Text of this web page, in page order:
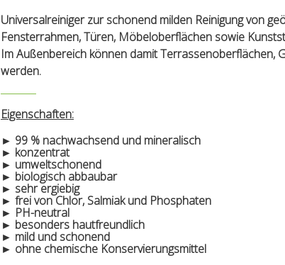
Universalreiniger zur schonend milden Reinigung von
Fensterrahmen, Türen, Möbeloberflächen sowie
Im Außenbereich können damit Terrassenoberflächen,
werden.
Eigenschaften:
► 99 % nachwachsend und mineralisch
► konzentrat
► umweltschonend
► biologisch abbaubar
► sehr ergiebig
► frei von Chlor, Salmiak und Phosphaten
► PH-neutral
► besonders hautfreundlich
► mild und schonend
► ohne chemische Konservierungsmittel